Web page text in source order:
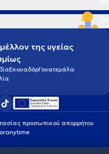
της υγείας
ΕκουαδόρΓουατεμάλα
προσωπικού απορρήτου